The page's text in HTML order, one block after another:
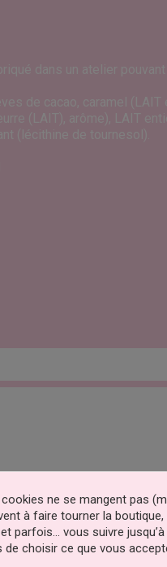
ne se mangent pas
à faire tourner la
parfois… vous suivre jusqu’à
de choisir ce que vous